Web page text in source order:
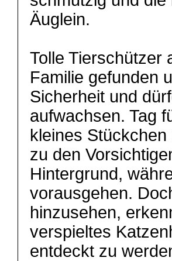
Äuglein.
Tolle Tierschützer
Familie gefunden
Sicherheit und
aufwachsen. Tag
kleines
zu den
Hintergrund,
vorausgehen.
hinzusehen,
verspieltes
entdeckt zu